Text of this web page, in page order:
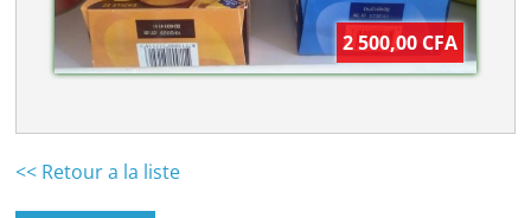
2 500,00 CFA
<< Retour a la liste